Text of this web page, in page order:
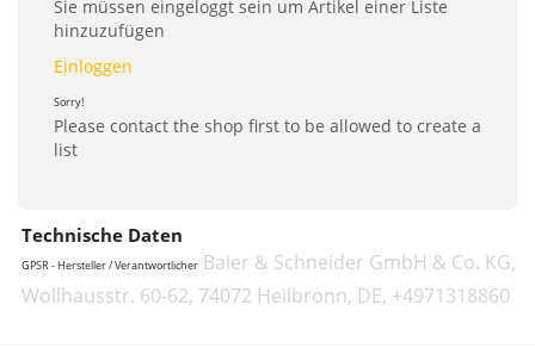
Sie müssen eingeloggt sein um Artikel einer Liste
hinzuzufügen
Einloggen
Sorry!
Please contact the shop first to be allowed to create a
list
Technische Daten
GPSR - Hersteller / Verantwortlicher Baier & Schneider GmbH & Co. KG,
Wollhausstr. 60-62, 74072 Heilbronn, DE, +4971318860